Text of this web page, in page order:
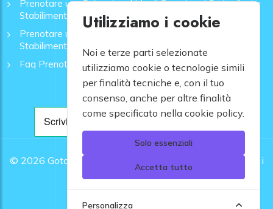
Prenotare una Spiaggia a Lido di Camaiore | Ombrelloni e
Stabilimenti - GoToMare
Prenotare una Spiaggia a Rapallo | Ombrelloni e
Stabilimenti - GoToMare
Faq Prenotazione Spiagge
© 2026 Gotomare srl - Partita IVA 12948810960 .
Tutti i
diritti riservati.
Utilizziamo i cookie
Noi e terze parti selezionate
utilizziamo cookie o tecnologie simili
per finalità tecniche e, con il tuo
consenso, anche per altre finalità
come specificato nella cookie policy.
Solo essenziali
Accetta tutto
Personalizza